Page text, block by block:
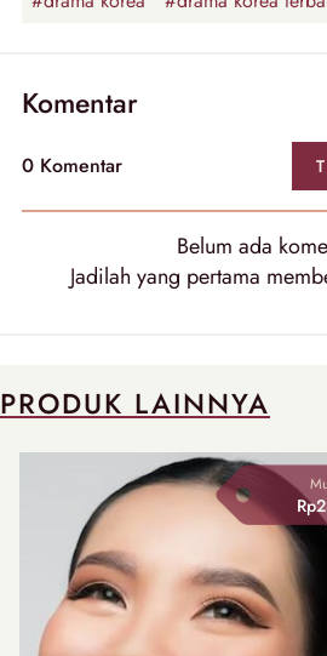
Komentar
0 Komentar
Belum ada
Jadilah yang pertama
PRODUK LAINNYA